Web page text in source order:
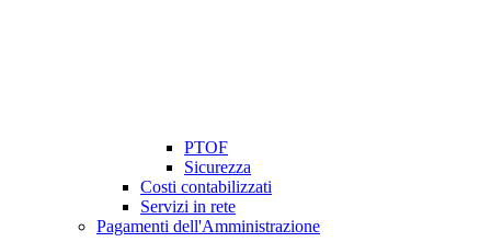
PTOF
Sicurezza
Costi contabilizzati
Servizi in rete
Pagamenti dell'Amministrazione